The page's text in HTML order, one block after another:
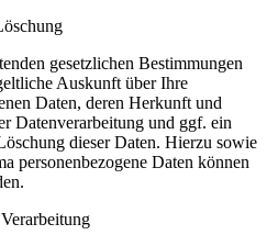
gesetzlichen Bestimmungen
Auskunft über Ihre
Daten, deren Herkunft und
Datenverarbeitung und ggf. ein
dieser Daten. Hierzu sowie
personenbezogene Daten können